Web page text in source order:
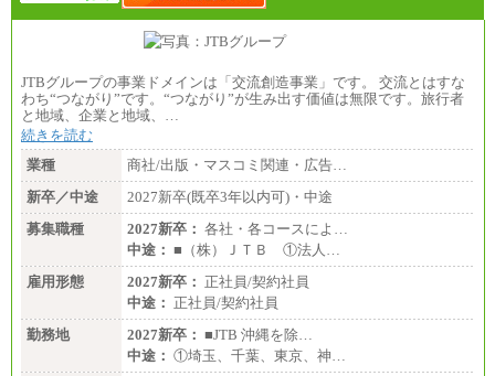
JTBグループの事業ドメインは「交流創造事業」です。 交流とはすな
わち“つながり”です。“つながり”が生み出す価値は無限です。旅行者
と地域、企業と地域、…
続きを読む
業種
商社/出版・マスコミ関連・広告…
新卒／中途
2027新卒(既卒3年以内可)・中途
募集職種
2027新卒： 各社・各コースによ…
中途： ■（株）ＪＴＢ ①法人…
雇用形態
2027新卒： 正社員/契約社員
中途： 正社員/契約社員
勤務地
2027新卒： ■JTB 沖縄を除…
中途： ①埼玉、千葉、東京、神…